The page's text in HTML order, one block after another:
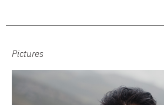
Pictures